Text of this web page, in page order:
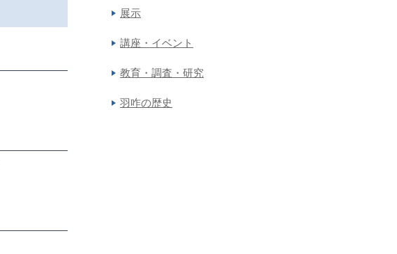
展示
講座・イベント
教育・調査・研究
羽咋の歴史